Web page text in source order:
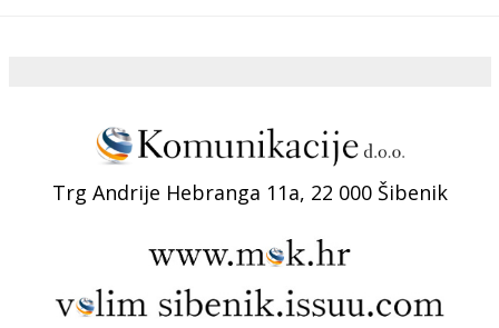
Trg Andrije Hebranga 11a, 22 000 Šibenik